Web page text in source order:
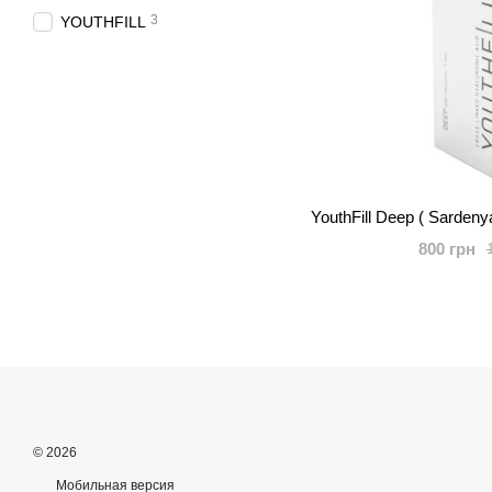
800 грн
YOUTHFILL 3
© 2026
Мобильная версия